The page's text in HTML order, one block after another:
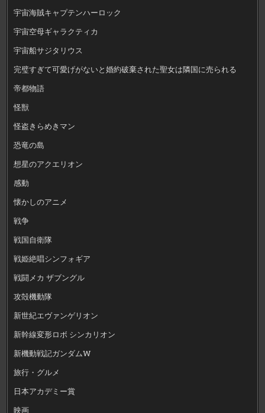
宇宙海賊キャプテンハーロック
宇宙空母ギャラクティカ
宇宙船サジタリウス
完璧すぎて可愛げがないと婚約破棄された聖女は隣国に売られる
帝都物語
怪獣
怪盗きらめきマン
恐竜の島
想星のアクエリオン
感動
懐かしのアニメ
戦争
戦国自衛隊
戦姫絶唱シンフォギア
戦闘メカ ザブングル
攻殻機動隊
新世紀エヴァンゲリオン
新幹線変形ロボ シンカリオン
新機動戦記ガンダムW
旅行・グルメ
日本アカデミー賞
映画